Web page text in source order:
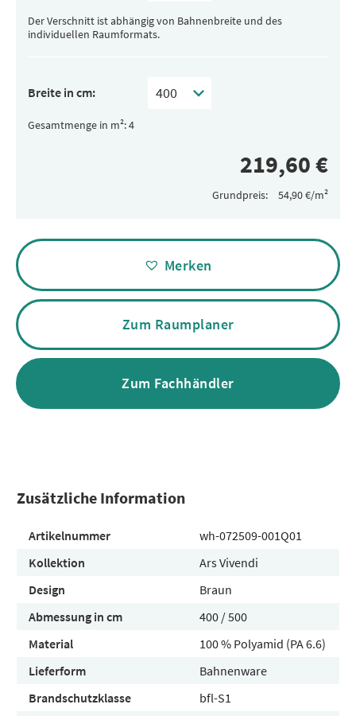
Der Verschnitt ist abhängig von Bahnenbreite und des
individuellen Raumformats.
Breite in cm:
Gesamtmenge in m²:
Grundpreis:
Alternative:
Merken
Zum Raumplaner
Zum Fachhändler
Zusätzliche Information
Artikelnummer
wh-072509-001Q01
Kollektion
Ars Vivendi
Design
Braun
Abmessung in cm
400 / 500
Material
100 % Polyamid (PA 6.6)
Lieferform
Bahnenware
Brandschutzklasse
bfl-S1